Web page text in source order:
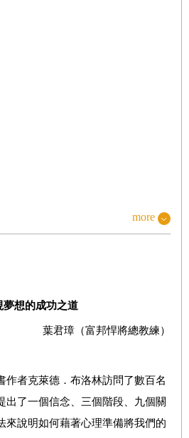
more
夢想的成功之道
葉君璋（富邦悍將總教練）
作者克萊德．布洛林訪問了數百名
出了一個信念、三個階段、九個關
來說明如何藉著心理準備將我們的